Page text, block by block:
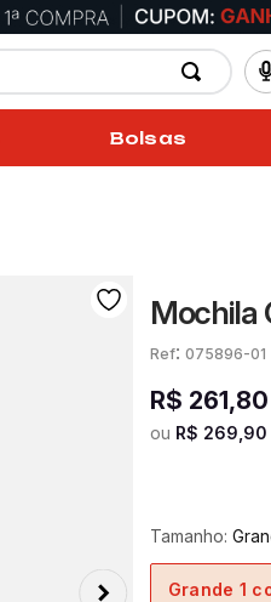
Bolsas
Mochila
: 075896-01
R$ 261,80
ou R$ 269 90
Tamanho:
Grande 1